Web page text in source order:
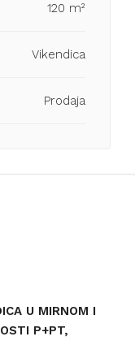
120 m²
Vikendica
Prodaja
U MIRNOM I
P+PT,